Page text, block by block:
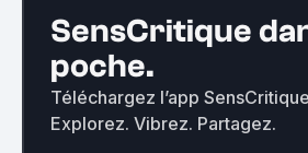
SensCritique
poche.
Téléchargez l’app
Explorez. Vibrez. Partagez.